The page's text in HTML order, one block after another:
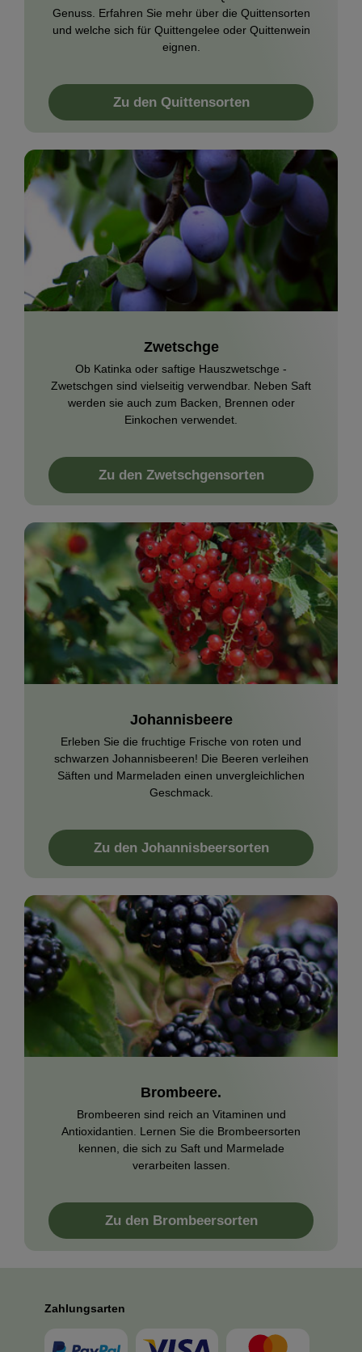
Genuss. Erfahren Sie mehr über die Quittensorten
und welche sich für Quittengelee oder Quittenwein
eignen.
Zu den Quittensorten
Zwetschge
Ob Katinka oder saftige Hauszwetschge -
Zwetschgen sind vielseitig verwendbar. Neben Saft
werden sie auch zum Backen, Brennen oder
Einkochen verwendet.
Zu den Zwetschgensorten
Johannisbeere
Erleben Sie die fruchtige Frische von roten und
schwarzen Johannisbeeren! Die Beeren verleihen
Säften und Marmeladen einen unvergleichlichen
Geschmack.
Zu den Johannisbeersorten
Brombeere.
Brombeeren sind reich an Vitaminen und
Antioxidantien. Lernen Sie die Brombeersorten
kennen, die sich zu Saft und Marmelade
verarbeiten lassen.
Zu den Brombeersorten
Zahlungsarten